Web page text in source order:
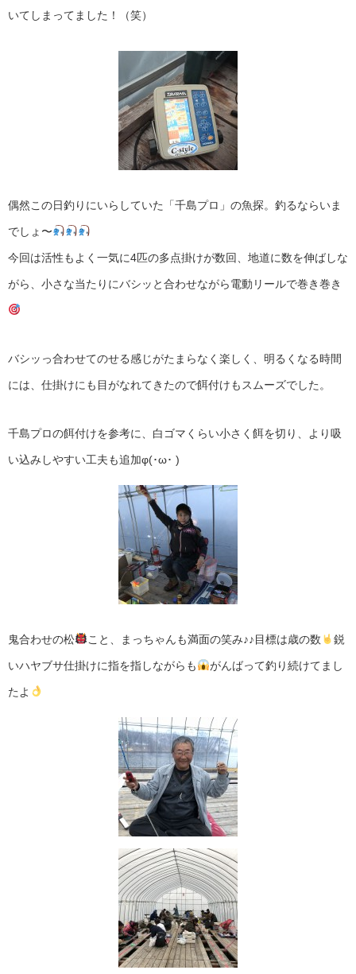
いてしまってました！（笑）
偶然この日釣りにいらしていた「千島プロ」の魚探。釣るならいま
でしょ〜
今回は活性もよく一気に4匹の多点掛けが数回、地道に数を伸ばしな
がら、小さな当たりにバシッと合わせながら電動リールで巻き巻き
バシッっ合わせてのせる感じがたまらなく楽しく、明るくなる時間
には、仕掛けにも目がなれてきたので餌付けもスムーズでした。
千島プロの餌付けを参考に、白ゴマくらい小さく餌を切り、より吸
い込みしやすい工夫も追加φ(･ω･ )
鬼合わせの松 こと、まっちゃんも満面の笑み♪♪目標は歳の数 鋭
いハヤブサ仕掛けに指を指しながらも がんばって釣り続けてまし
たよ